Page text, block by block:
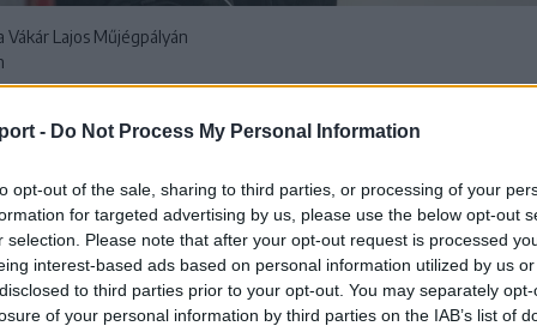
- Do Not Process My Personal Information
opt-out of the sale, sharing to third parties, or processing of your
for targeted advertising by us, please use the below opt-out
selection. Please note that after your opt-out request is processed
interest-based ads based on personal information utilized by us
to third parties prior to your opt-out. You may separately
of your personal information by third parties on the IAB’s list of
Vákár Lajos Műjégpályán
esti harmadik mérkőzésen megsérült Jevgenyij
részlegesen. A széria hátralévő részében
vizsgálatokra, köztük MR-re lesz szükség, hogy
– foglalta össze a Székely Sportnak Hetényi.
eddig a DEAC-nak, rövid időn belül a második